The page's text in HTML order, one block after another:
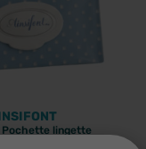
Pochette lingette